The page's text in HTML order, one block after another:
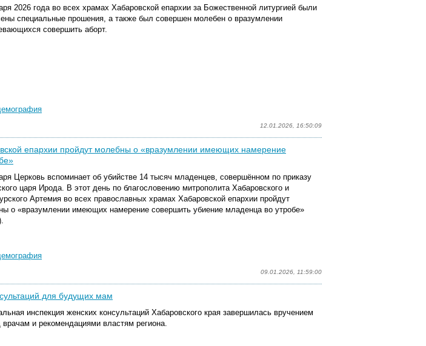
2026 года во всех храмах Хабаровской епархии за Божественной литургией были
специальные прошения, а также был совершен молебен о вразумлении
совершить аборт.
12.01.2026, 16:50:09
епархии пройдут молебны о «вразумлении имеющих намерение
Церковь вспоминает об убийстве 14 тысяч младенцев, совершённом по приказу
царя Ирода. В этот день по благословению митрополита Хабаровского и
Артемия во всех православных храмах Хабаровской епархии пройдут
о «вразумлении имеющих намерение совершить убиение младенца во утробе»
09.01.2026, 11:59:00
для будущих мам
инспекция женских консультаций Хабаровского края завершилась вручением
врачам и рекомендациями властям региона.